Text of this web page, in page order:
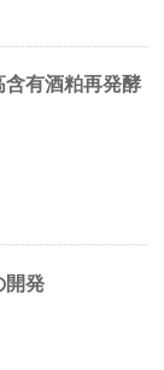
含有酒粕再発酵
開発